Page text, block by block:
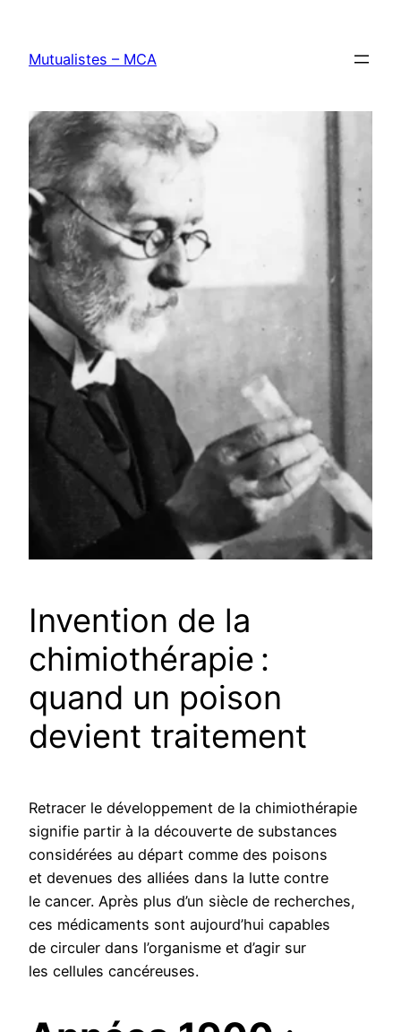
contenu
Mutualistes – MCA
Invention de la
chimiothérapie :
quand un poison
devient traitement
Retracer le développement de la chimiothérapie
signifie partir à la découverte de substances
considérées au départ comme des poisons
et devenues des alliées dans la lutte contre
le cancer. Après plus d’un siècle de recherches,
ces médicaments sont aujourd’hui capables
de circuler dans l’organisme et d’agir sur
les cellules cancéreuses.